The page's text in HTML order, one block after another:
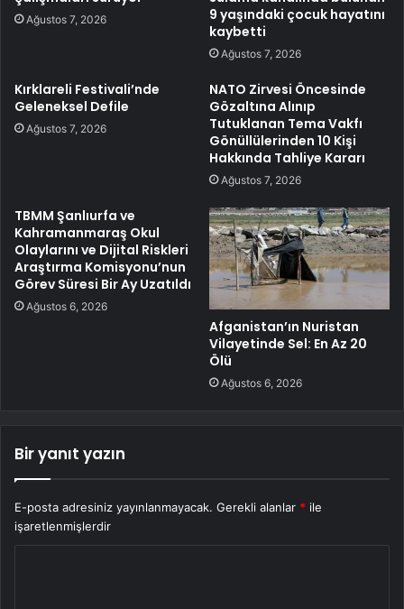
Ağustos 7, 2026
9 yaşındaki çocuk hayatını
kaybetti
Ağustos 7, 2026
Kırklareli Festivali’nde
Geleneksel Defile
Ağustos 7, 2026
NATO Zirvesi Öncesinde
Gözaltına Alınıp
Tutuklanan Tema Vakfı
Gönüllülerinden 10 Kişi
Hakkında Tahliye Kararı
Ağustos 7, 2026
TBMM Şanlıurfa ve
Kahramanmaraş Okul
Olaylarını ve Dijital Riskleri
Araştırma Komisyonu’nun
Görev Süresi Bir Ay Uzatıldı
Ağustos 6, 2026
Afganistan’ın Nuristan
Vilayetinde Sel: En Az 20
Ölü
Ağustos 6, 2026
Bir yanıt yazın
E-posta adresiniz yayınlanmayacak. Gerekli alanlar * ile
işaretlenmişlerdir